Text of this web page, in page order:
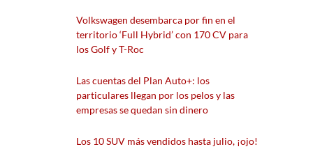
Volkswagen desembarca por fin en el
territorio ‘Full Hybrid’ con 170 CV para
los Golf y T-Roc
Las cuentas del Plan Auto+: los
particulares llegan por los pelos y las
empresas se quedan sin dinero
Los 10 SUV más vendidos hasta julio, ¡ojo!